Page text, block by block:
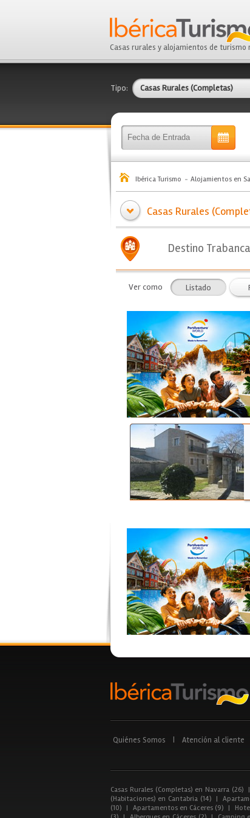
Casas rurales y alojamientos de turismo
Tipo: Casas Rurales (Completas)
Ibérica Turismo Alojamientos en
Casas Rurales
Destino Trabanca
Ver como Listado
Quiénes Somos Atención al cliente
Casas Rurales (Completas) en Navarra (26) |
(Habitaciones) en Cantabria (14)
|
(10)
| Apartamentos en Cáceres (9) |